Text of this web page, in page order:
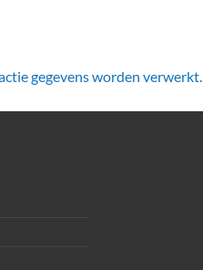
gegevens worden verwerkt.